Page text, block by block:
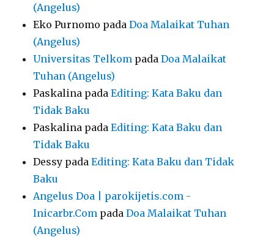
(Angelus)
Eko Purnomo padaDoa Malaikat Tuhan
(Angelus)
Universitas Telkom padaDoa Malaikat
Tuhan (Angelus)
Paskalina padaEditing: Kata Baku dan
Tidak Baku
Paskalina padaEditing: Kata Baku dan
Tidak Baku
Dessy padaEditing: Kata Baku dan Tidak
Baku
Angelus Doa | parokijetis.com -
Inicarbr.Com padaDoa Malaikat Tuhan
(Angelus)